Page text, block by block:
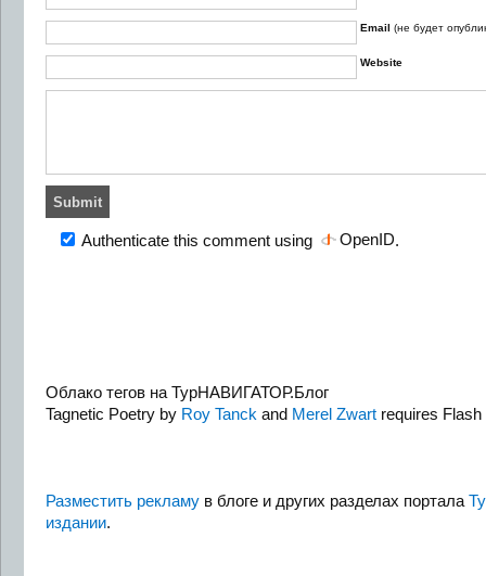
Email (не будет
Website
Authenticate this comment using OpenID.
Облако тегов на ТурНАВИГАТОР.Блог
Tagnetic Poetry by Roy Tanck and Merel Zwartrequires Flash
Разместить рекламув блоге и других разделах портала
издании.